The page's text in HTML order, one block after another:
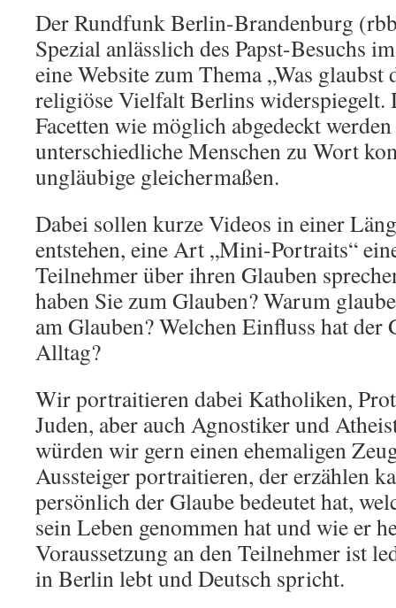
Der Rundfunk Berlin-Brandenburg
Spezial anlässlich des Papst-Besuchs
eine Website zum Thema „Was glaubst
religiöse Vielfalt Berlins widerspiegelt.
Facetten wie möglich abgedeckt
unterschiedliche Menschen zu Wort
ungläubige gleichermaßen.
Dabei sollen kurze Videos in einer
entstehen, eine Art „Mini-Portraits“
Teilnehmer über ihren Glauben
haben Sie zum Glauben? Warum
am Glauben? Welchen Einfluss hat der
Alltag?
Wir portraitieren dabei Katholiken,
Juden, aber auch Agnostiker und
würden wir gern einen ehemaligen
Aussteiger portraitieren, der erzählen
persönlich der Glaube bedeutet hat,
sein Leben genommen hat und wie er
Voraussetzung an den Teilnehmer ist
in Berlin lebt und Deutsch spricht.